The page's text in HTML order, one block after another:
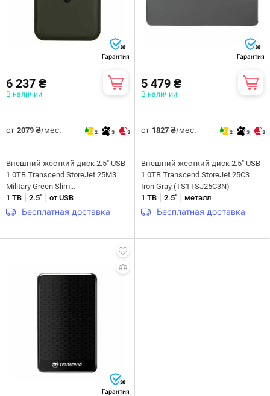
36
Гарантия
6 237 ₴
В наличии
от 2079 ₴/мес. 2 3 3
Внешний жесткий диск 2.5" USB
1.0TB Transcend StoreJet 25M3
Military Green Slim
(TS1TSJ25M3G)
1 ТB 2.5" от USB
Бесплатная доставка
36
Гарантия
5 479 ₴
В наличии
от 1827 ₴/мес. 2 3 3
Внешний жесткий диск 2.5" USB
1.0TB Transcend StoreJet 25C3
Iron Gray (TS1TSJ25C3N)
1 ТB
2.5" металл
Бесплатная доставка
36
Гарантия